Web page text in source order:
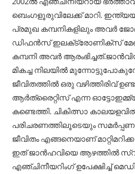
ബെംഗളൂരുവിലേക്ക് മാറി.
പ്രമുഖ കമ്പനികളിലും അവർ
ഡിഫൻസ് ഇലക്‌ട്രോണിക്സ്
കമ്പനി അവർ
മികച്ച നിലയില്‍
ജീവിതത്തില്‍ ഒരു വഴിത്തിരിവ്
ആർത്രൈറ്റിസ് എന്ന
കണ്ടെത്തി. ചികിത്സാ
പരിചരണത്തിലൂടെയും
ജീവിതം എങ്ങനെയാണ്
ഇത് ജാൻഹവിയെ ആഴത്തില്‍
എഞ്ചിനീയറിംഗ് ഉപേക്ഷിച്ച്‌